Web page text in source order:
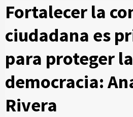
Fortalecer la
ciudadana es
para proteger la
democracia:
Rivera